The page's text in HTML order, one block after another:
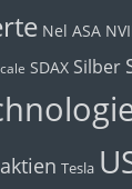
Nel ASA
SDAX Silber
Tesla